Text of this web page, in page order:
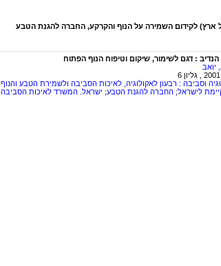
ארץ) לקידום השמירה על הנוף והקרקע, החברה להגנת הטבע
: דגם לשימור, שיקום וטיפוח הנוף הפתוח
יואב
וסביבה : רבעון לאקולוגיה, לאיכות הסביבה ולשמירת הטבע והנוף
לישראל; החברה להגנת הטבע; ישראל. המשרד לאיכות הסביבה